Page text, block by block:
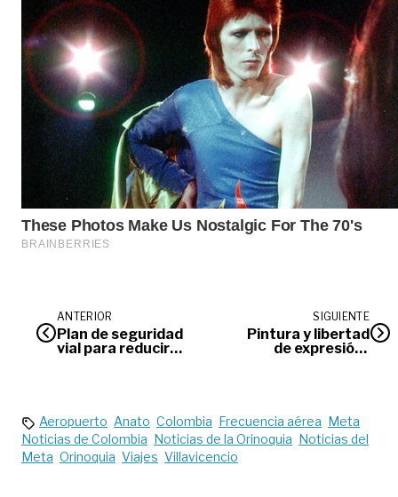
ANTERIOR
Plan de seguridad
vial para reducir
SIGUIENTE
Pintura y libertad
de expresión |
Aeropuerto Anato Colombia Frecuencia aérea Meta
Noticias de Colombia Noticias de la Orinoquia Noticias del
Meta Orinoquia Viajes Villavicencio